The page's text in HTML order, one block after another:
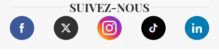
SUIVEZ-NOUS